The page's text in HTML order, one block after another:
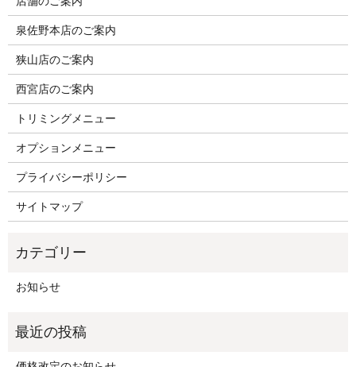
泉佐野本店のご案内
狭山店のご案内
西宮店のご案内
トリミングメニュー
オプションメニュー
プライバシーポリシー
サイトマップ
お知らせ